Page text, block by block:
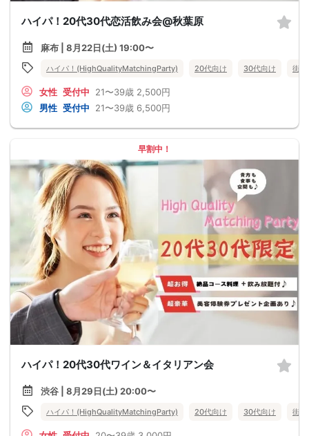
ハイパ！20代30代恋活飲み会@秋葉原
麻布 | 8月22日(土) 19:00〜
ハイパ！(HighQualityMatchingParty) 20代向け 30代向け 街
女性 受付中 21〜39歳 2,500円
男性 受付中 21〜39歳 6,500円
早割中！
ハイパ！20代30代ワイン＆イタリアン会
渋谷 | 8月29日(土) 20:00〜
ハイパ！(HighQualityMatchingParty) 20代向け 30代向け 街